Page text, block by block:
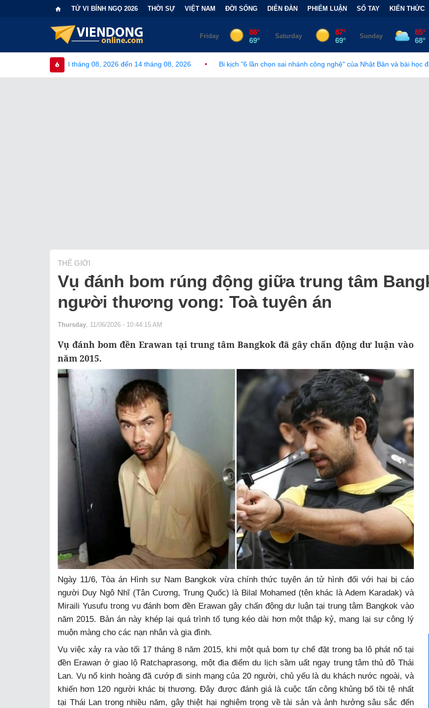
TỬ VI BÍNH NGỌ 2026 THỜI SỰ VIỆT NAM ĐỜI SỐNG DIỄN ĐÀN PHIẾM LUẬN SỔ TAY KIẾN THỨC
08, 2026 đến 14 tháng 08, 2026 • Bi kịch "6 lần chọn sai nhánh công nghệ" của Nhật Bản và bài học đắt giá • Bẫy Tài
THẾ GIỚI
Vụ đánh bom rúng động giữa trung tâm
người thương vong: Toà tuyên án
Thursday , 11/06/2026 - 10:44:15 AM
Vụ đánh bom đền Erawan tại trung tâm Bangkok đã gây chấn động dư luận vào
năm 2015.
Ngày 11/6, Tòa án Hình sự Nam Bangkok vừa chính thức tuyên án tử hình đối với hai bị cáo
người Duy Ngô Nhĩ (Tân Cương, Trung Quốc) là Bilal Mohamed (tên khác là Adem Karadak) và
Miraili Yusufu trong vụ đánh bom đền Erawan gây chấn động dư luận tại trung tâm Bangkok vào
năm 2015. Bản án này khép lại quá trình tố tụng kéo dài hơn một thập kỷ, mang lại sự công lý
muộn màng cho các nạn nhân và gia đình.
Vụ việc xảy ra vào tối 17 tháng 8 năm 2015, khi một quả bom tự chế đặt trong ba lô phát nổ tại
đền Erawan ở giao lộ Ratchaprasong, một địa điểm du lịch sầm uất ngay trung tâm thủ đô Thái
Lan. Vụ nổ kinh hoàng đã cướp đi sinh mạng của 20 người, chủ yếu là du khách nước ngoài, và
khiến hơn 120 người khác bị thương. Đây được đánh giá là cuộc tấn công khủng bố tồi tệ nhất
tại Thái Lan trong nhiều năm, gây thiệt hại nghiêm trọng về tài sản và ảnh hưởng sâu sắc đến